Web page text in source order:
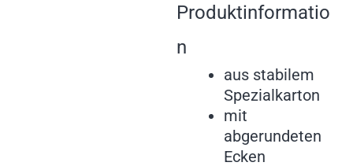
Produktinformatio
n
aus stabilem
Spezialkarton
mit
abgerundeten
Ecken